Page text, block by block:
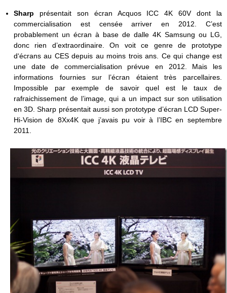
Sharp présentait son écran Acquos ICC 4K 60V dont la
commercialisation est censée arriver en 2012. C’est
probablement un écran à base de dalle 4K Samsung ou LG,
donc rien d’extraordinaire. On voit ce genre de prototype
d‘écrans au CES depuis au moins trois ans. Ce qui change est
une date de commercialisation prévue en 2012. Mais les
informations fournies sur l’écran étaient très parcellaires.
Impossible par exemple de savoir quel est le taux de
rafraichissement de l’image, qui a un impact sur son utilisation
en 3D. Sharp présentait aussi son prototype d’écran LCD Super-
Hi-Vision de 8Xx4K que j’avais pu voir à l’IBC en septembre
2011.